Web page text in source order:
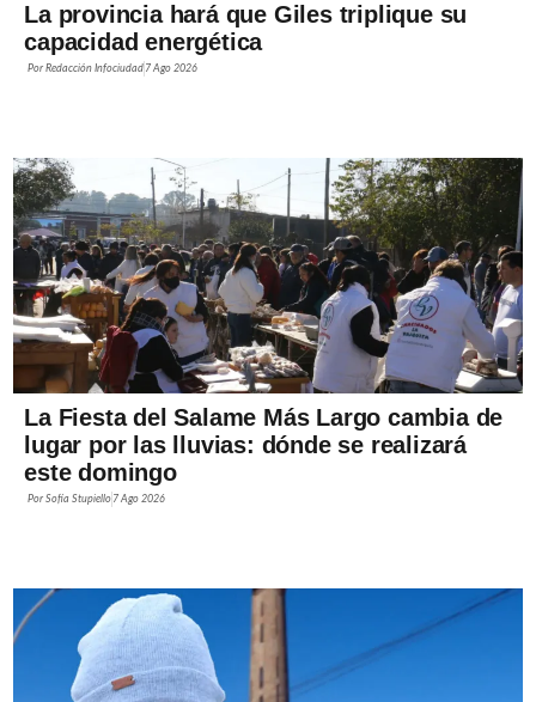
La provincia hará que Giles triplique su
capacidad energética
PorRedacción Infociudad 7 Ago 2026
La Fiesta del Salame Más Largo cambia de
lugar por las lluvias: dónde se realizará
este domingo
PorSofía Stupiello 7 Ago 2026